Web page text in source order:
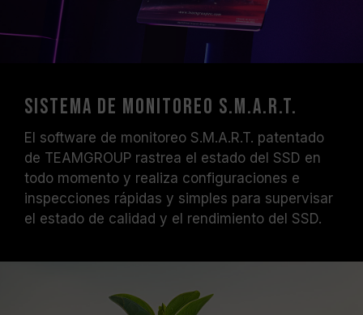
Sistema de monitoreo S.M.A.R.T.
El software de monitoreo S.M.A.R.T. patentado
de TEAMGROUP rastrea el estado del SSD en
todo momento y realiza configuraciones e
inspecciones rápidas y simples para supervisar
el estado de calidad y el rendimiento del SSD.